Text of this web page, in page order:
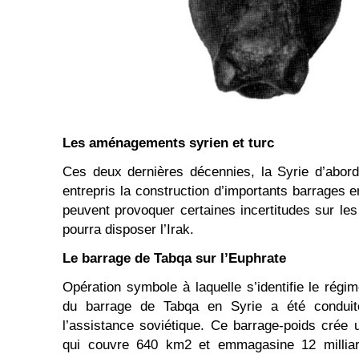
Les aménagements syrien et turc
Ces deux dernières décennies, la Syrie
entrepris la construction d’importants barrages
peuvent provoquer certaines incertitudes sur
pourra disposer l’Irak.
Le barrage de Tabqa sur l’Euphrate
Opération symbole à laquelle s’identifie le
du barrage de Tabqa en Syrie a été
l’assistance soviétique. Ce barrage-poids
qui couvre 640 km2 et emmagasine 12